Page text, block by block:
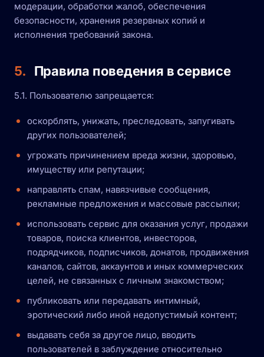
модерации, обработки жалоб, обеспечения
безопасности, хранения резервных копий и
исполнения требований закона.
5. Правила поведения в сервисе
5.1. Пользователю запрещается:
оскорблять, унижать, преследовать, запугивать
других пользователей;
угрожать причинением вреда жизни, здоровью,
имуществу или репутации;
направлять спам, навязчивые сообщения,
рекламные предложения и массовые рассылки;
использовать сервис для оказания услуг, продажи
товаров, поиска клиентов, инвесторов,
подрядчиков, подписчиков, донатов, продвижения
каналов, сайтов, аккаунтов и иных коммерческих
целей, не связанных с личным знакомством;
публиковать или передавать интимный,
эротический либо иной недопустимый контент;
выдавать себя за другое лицо, вводить
пользователей в заблуждение относительно